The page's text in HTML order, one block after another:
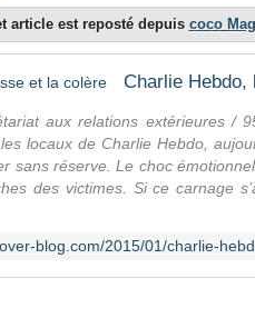
article est reposté depuis coco
Charlie
aux relations extérieures /
locaux de Charlie Hebdo,
sans réserve. Le choc
des victimes. Si ce carnage
blog.com/2015/01/charlie-